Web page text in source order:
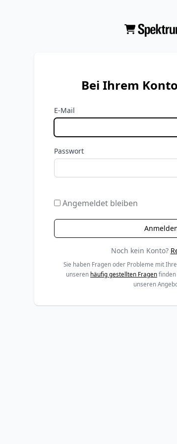
Bei Ihrem
E-Mail
Passwort
Angemeldet bleiben
Noch kein Konto?
Sie haben Fragen oder Probleme mit
unseren häufig gestellten Fragen
unseren